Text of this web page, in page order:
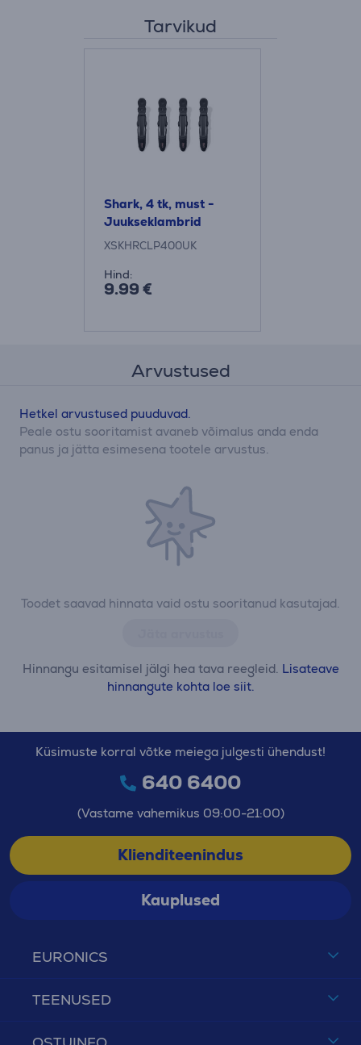
Tarvikud
Shark, 4 tk, must -
Juukseklambrid
XSKHRCLP400UK
Hind:
9.99 €
Arvustused
Toodet saavad hinnata vaid ostu sooritanud kasutajad.
Hinnangu esitamisel jälgi hea tava reegleid. Lisateave
hinnangute kohta loe siit.
Hetkel arvustused puuduvad.
Peale ostu sooritamist avaneb võimalus anda enda
panus ja jätta esimesena tootele arvustus.
EURONICS
TEENUSED
Küsimuste korral võtke meiega julgesti ühendust!
640 6400
(Vastame vahemikus 09:00-21:00)
Klienditeenindus
Kauplused